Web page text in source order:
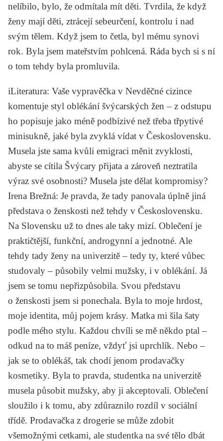
nelíbilo, bylo, že odmítala mít děti. Tvrdila, že když
ženy mají děti, ztrácejí sebeurčení, kontrolu i nad
svým tělem. Když jsem to četla, byl mému synovi
rok. Byla jsem mateřstvím pohlcená. Ráda bych si s ní
o tom tehdy byla promluvila.
iLiteratura: Vaše vypravěčka v Nevděčné cizince
komentuje styl oblékání švýcarských žen – z odstupu
ho popisuje jako méně podbízivé než třeba třpytivé
minisukně, jaké byla zvyklá vídat v Československu.
Musela jste sama kvůli emigraci měnit zvyklosti,
abyste se cítila Švýcary přijata a zároveň neztratila
výraz své osobnosti? Musela jste dělat kompromisy?
Irena Brežná: Je pravda, že tady panovala úplně jiná
představa o ženskosti než tehdy v Československu.
Na Slovensku už to dnes ale taky mizí. Oblečení je
praktičtější, funkční, androgynní a jednotné. Ale
tehdy tady ženy na univerzitě – tedy ty, které vůbec
studovaly – působily velmi mužsky, i v oblékání. Já
jsem se tomu nepřizpůsobila. Svou představu
o ženskosti jsem si ponechala. Byla to moje hrdost,
moje identita, můj pojem krásy. Matka mi šila šaty
podle mého stylu. Každou chvíli se mě někdo ptal –
odkud na to máš peníze, vždyť jsi uprchlík. Nebo –
jak se to oblékáš, tak chodí jenom prodavačky
kosmetiky. Byla to pravda, studentka na univerzitě
musela působit mužsky, aby ji akceptovali. Oblečení
sloužilo i k tomu, aby zdůraznilo rozdíl v sociální
třídě. Prodavačka z drogerie se může zdobit
všemožnými cetkami, ale studentka na své tělo dbát